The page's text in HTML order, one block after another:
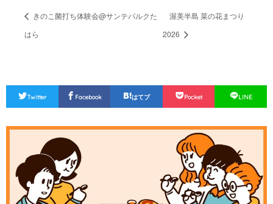
きのこ菌打ち体験会@サンテパルクた
はら
渥美半島 菜の花まつり
2026
Twitter Facebook はてブ Pocket LINE